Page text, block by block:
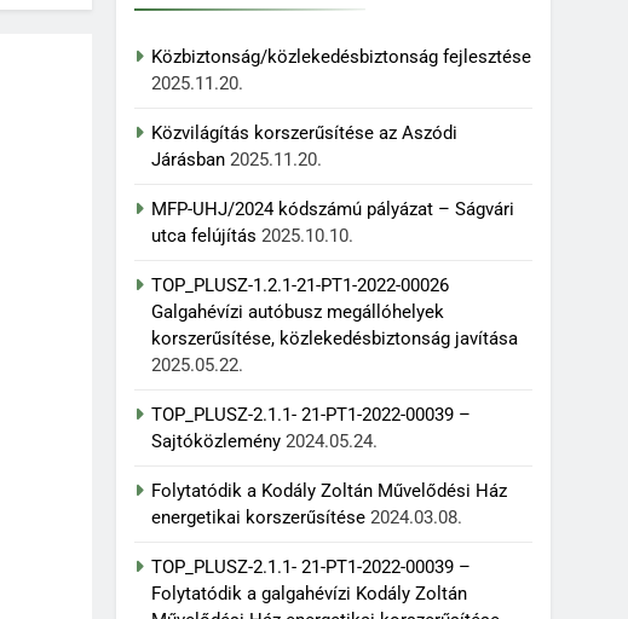
Közbiztonság/közlekedésbiztonság fejlesztése
2025.11.20.
Közvilágítás korszerűsítése az Aszódi
Járásban 2025.11.20.
MFP-UHJ/2024 kódszámú pályázat – Ságvári
utca felújítás 2025.10.10.
TOP_PLUSZ-1.2.1-21-PT1-2022-00026
Galgahévízi autóbusz megállóhelyek
korszerűsítése, közlekedésbiztonság javítása
2025.05.22.
TOP_PLUSZ-2.1.1- 21-PT1-2022-00039 –
Sajtóközlemény 2024.05.24.
Folytatódik a Kodály Zoltán Művelődési Ház
energetikai korszerűsítése 2024.03.08.
TOP_PLUSZ-2.1.1- 21-PT1-2022-00039 –
Folytatódik a galgahévízi Kodály Zoltán